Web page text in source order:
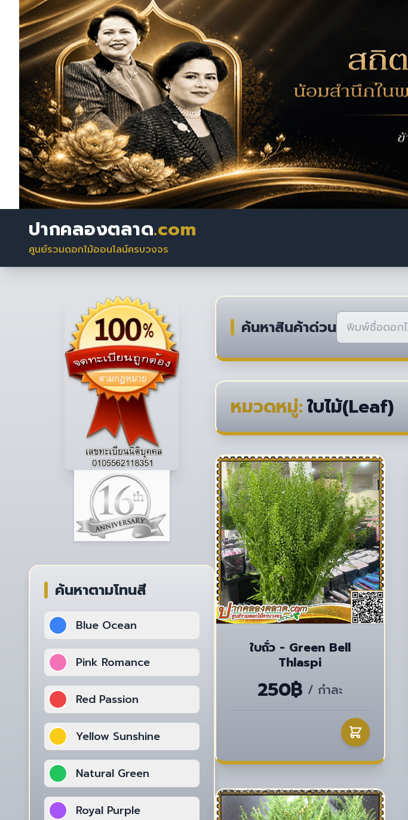
ปากคลองตลาด.com
ศูนย์รวมดอกไม้ออนไลน์ครบวงจร
ค้นหาตามโทนสี
Blue Ocean
Pink Romance
Red Passion
Yellow Sunshine
Natural Green
Royal Purple
ค้นหาสินค้าด่วน
หมวดหมู่:ใบไม้(Leaf)
ใบถั่ว - Green Bell
Thlaspi
250฿ / กำละ